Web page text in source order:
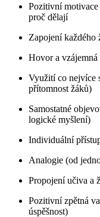
Pozitivní
proč dělají
Zapojení
Hovor a
Využití co nejvíce
přítomnost žáků)
Samostatné
logické myšlení)
Individuální
Analogie (od
Propojení učiva a
Pozitivní zpětná
úspěšnost)